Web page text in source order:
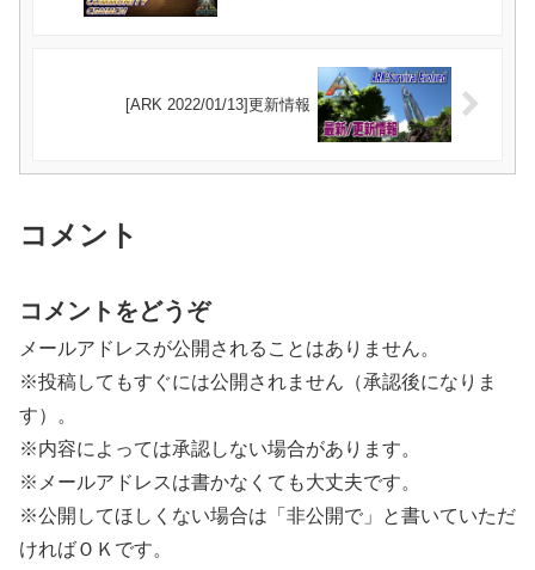
[ARK 2022/01/13]更新情報
コメント
コメントをどうぞ
メールアドレスが公開されることはありません。
※投稿してもすぐには公開されません（承認後になりま
す）。
※内容によっては承認しない場合があります。
※メールアドレスは書かなくても大丈夫です。
※公開してほしくない場合は「非公開で」と書いていただ
ければＯＫです。